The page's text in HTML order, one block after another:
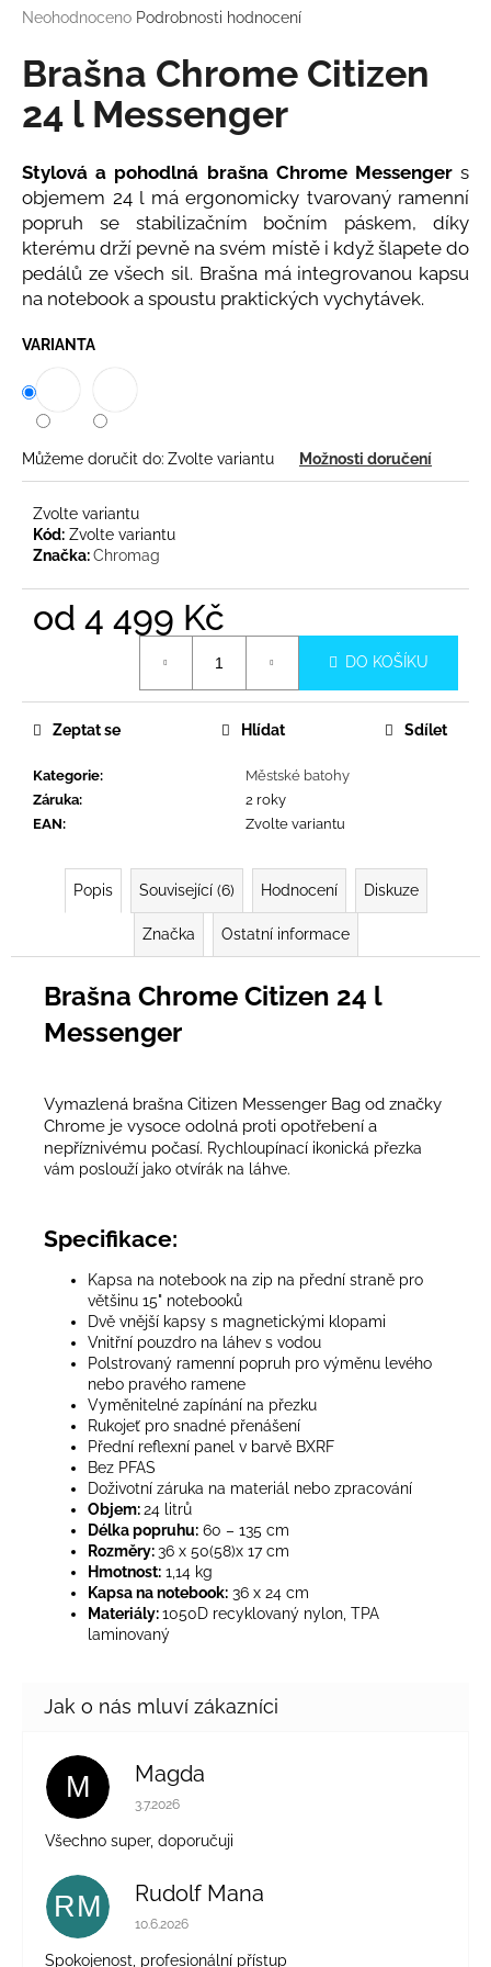
Průměrné
produktu
je
z
hvězdiček.
Neohodnoceno Podrobnosti hodnocení
Brašna Chrome Citizen
24 l Messenger
Stylová a pohodlná brašna Chrome Messengers
objemem 24 l má ergonomicky tvarovaný ramenní
popruh se stabilizačním bočním páskem, díky
kterému drží pevně na svém místě i když šlapete do
pedálů ze všech sil. Brašna má integrovanou kapsu
na notebook a spoustu praktických vychytávek.
VARIANTA
Můžeme doručit do: Zvolte variantu Možnosti doručení
Zvolte variantu
Kód: Zvolte variantu
Značka:Chromag
od 4 499 Kč
DO KOŠÍKU
Kategorie:
Městské batohy
Záruka:
2 roky
EAN: Zvolte variantu
Zeptat se Hlídat Sdílet
Popis Související (6) Hodnocení Diskuze
Značka Ostatní informace
Brašna Chrome Citizen 24 l
Messenger
Vymazlená brašna Citizen Messenger Bag od značky
Chrome je vysoce odolná proti opotřebení a
nepříznivému počasí. Rychloupínací ikonická přezka
vám poslouží jako otvírák na láhve.
Specifikace:
Kapsa na notebook na zip na přední straně pro
většinu 15" notebooků
Dvě vnější kapsy s magnetickými klopami
Vnitřní pouzdro na láhev s vodou
Polstrovaný ramenní popruh pro výměnu levého
nebo pravého ramene
Vyměnitelné zapínání na přezku
Rukojeť pro snadné přenášení
Přední reflexní panel v barvě BXRF
Bez PFAS
Doživotní záruka na materiál nebo zpracování
Objem:24 litrů
Délka popruhu: 60 – 135 cm
Rozměry:36 x 50(58)x 17 cm
Hmotnost: 1,14 kg
Kapsa na notebook: 36 x 24 cm
Materiály:1050D recyklovaný nylon, TPA
laminovaný
M Magda
Hodnocení obchodu je 5 z 5 hvězdiček.
3.7.2026
Všechno super, doporučuji
RM Rudolf Mana
Hodnocení obchodu je 5 z 5 hvězdiček.
10.6.2026
Spokojenost, profesionální přístup
a
j
í
t
HLEDAT
D
p
r
u
u
e
m
e